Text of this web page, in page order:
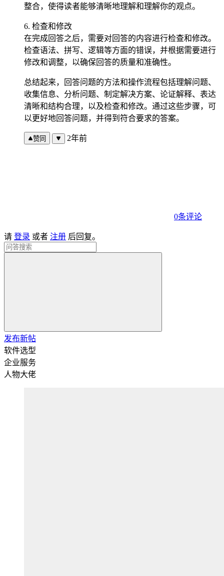
整合，使得读者能够清晰地理解和理解你的观点。
6. 检查和修改
在完成回答之后，需要对回答的内容进行检查和修改。
检查语法、拼写、逻辑等方面的错误，并根据需要进行
修改和调整，以确保回答的质量和准确性。
总结起来，回答问题的方法和操作流程包括理解问题、
收集信息、分析问题、制定解决方案、论证解释、表达
清晰和结构合理，以及检查和修改。通过这些步骤，可
以更好地回答问题，并得到符合要求的答案。
赞同 2年前
0条评论
请 登录 或者 注册 后回复。
发布新帖
软件选型
企业服务
人物大佬